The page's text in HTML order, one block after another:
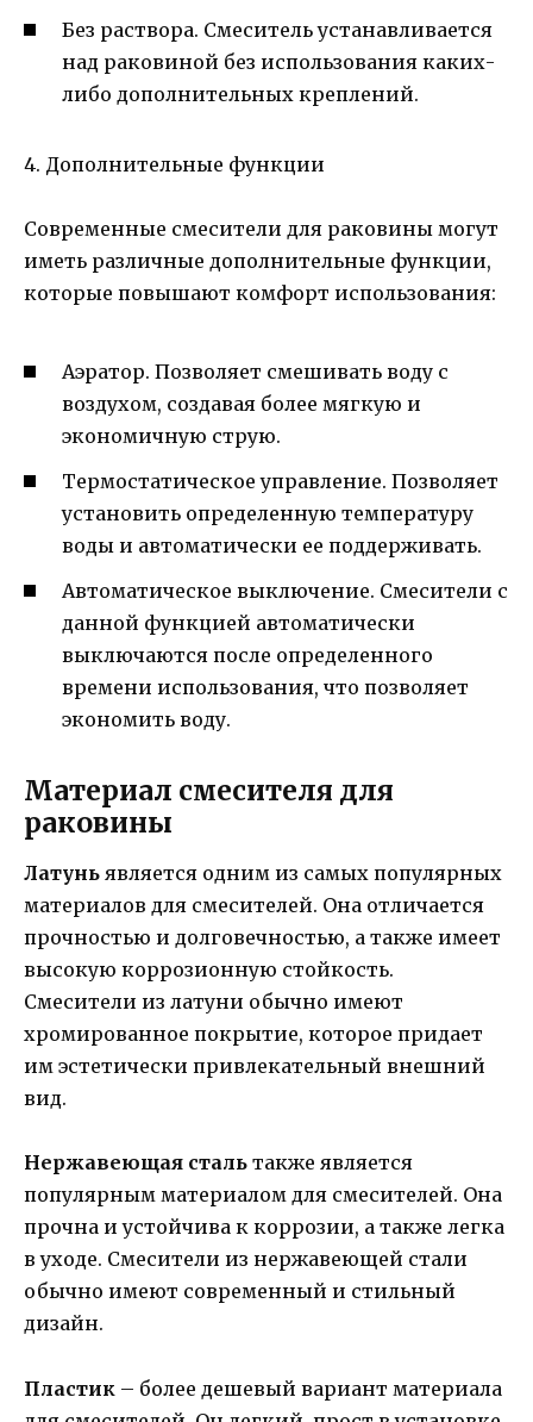
Без раствора. Смеситель устанавливается
над раковиной без использования каких-
либо дополнительных креплений.
4. Дополнительные функции
Современные смесители для раковины могут
иметь различные дополнительные функции,
которые повышают комфорт использования:
Аэратор. Позволяет смешивать воду с
воздухом, создавая более мягкую и
экономичную струю.
Термостатическое управление. Позволяет
установить определенную температуру
воды и автоматически ее поддерживать.
Автоматическое выключение. Смесители с
данной функцией автоматически
выключаются после определенного
времени использования, что позволяет
экономить воду.
Материал смесителя для
раковины
Латунь является одним из самых популярных
материалов для смесителей. Она отличается
прочностью и долговечностью, а также имеет
высокую коррозионную стойкость.
Смесители из латуни обычно имеют
хромированное покрытие, которое придает
им эстетически привлекательный внешний
вид.
Нержавеющая сталь также является
популярным материалом для смесителей. Она
прочна и устойчива к коррозии, а также легка
в уходе. Смесители из нержавеющей стали
обычно имеют современный и стильный
дизайн.
Пластик – более дешевый вариант материала